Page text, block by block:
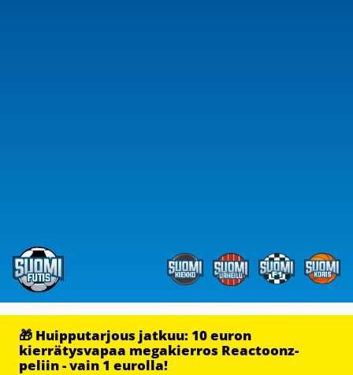
🎁 Huipputarjous jatkuu: 10 euron
kierrätysvapaa megakierros Reactoonz-
peliin - vain 1 eurolla!